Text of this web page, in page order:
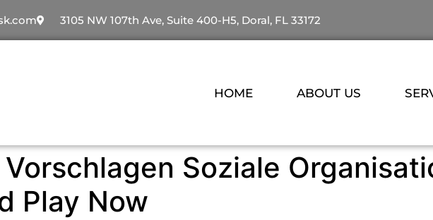
3105 NW 107th Ave, Suite 400-H5, Doral, FL 33172
HOME ABOUT US
Soziale
Play Now